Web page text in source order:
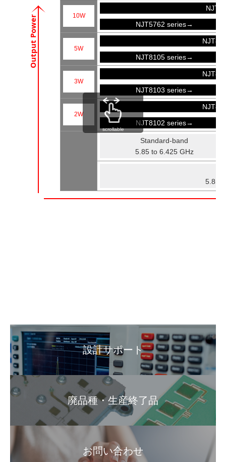
Output Power 10W
NJT5762 series→
5W
NJT8105 series→
3W
NJT8103 series→
2W
NJT8102 series→
Standard-band
5.85 to 6.425 GHz
5.85
scrollable
設計サポート
廃品種・生産終了品
お問い合わせ